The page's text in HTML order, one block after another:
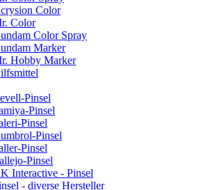
Color
Color
Color Spray
Marker
Hobby Marker
Pinsel
Pinsel
Pinsel
Pinsel
Pinsel
Pinsel
Interactive - Pinsel
- diverse Hersteller